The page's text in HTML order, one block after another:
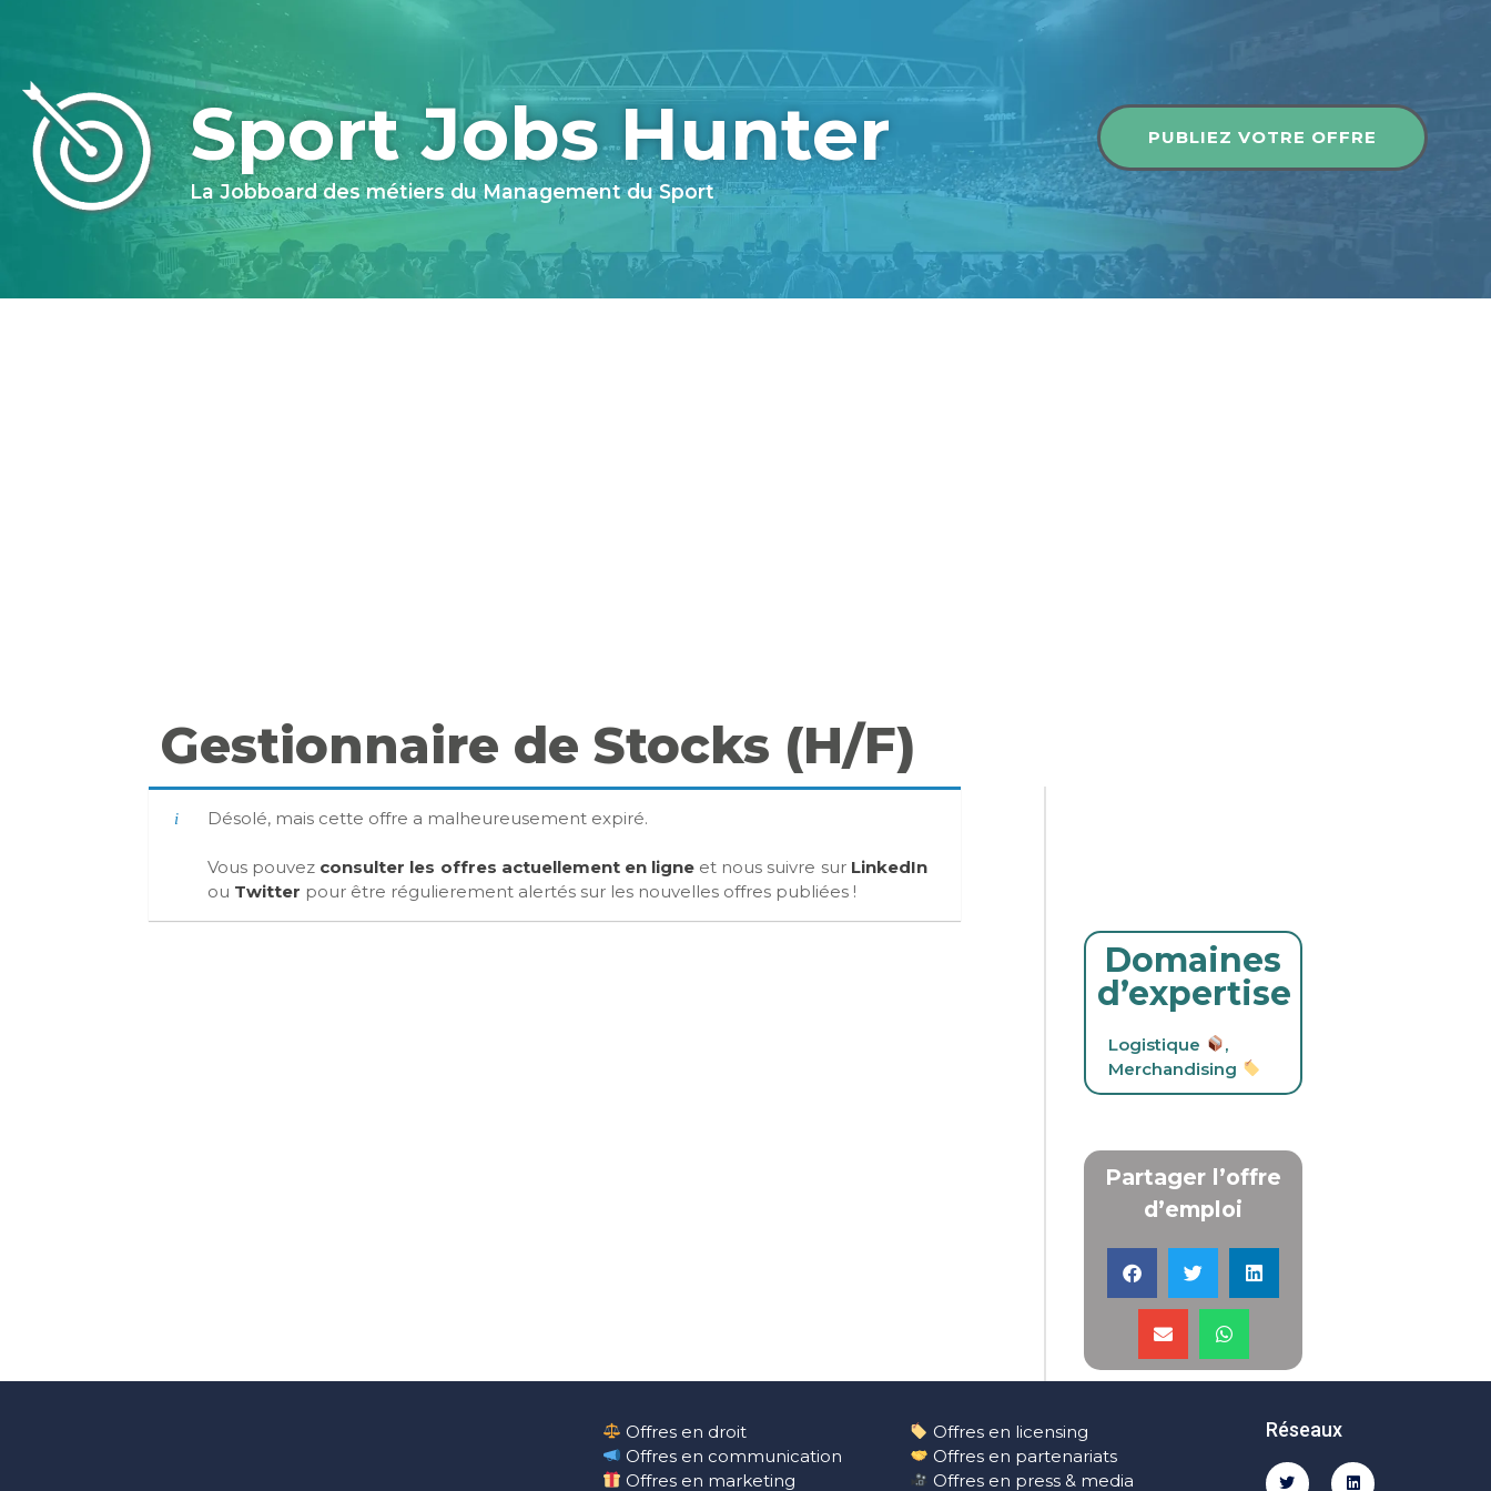
Sport Jobs Hunter
La Jobboard des métiers du Management du Sport
PUBLIEZ VOTRE OFFRE
Gestionnaire de Stocks (H/F)
Désolé, mais cette offre a malheureusement expiré.
Vous pouvez consulter les offres actuellement en ligneet nous suivre sur LinkedIn
ou Twitter pour être régulierement alertés sur les nouvelles offres publiées !
Domaines
d’expertise
Logistique
,
Merchandising
Partager l’offre
d’emploi
Offres en droit
Offres en communication
Offres en marketing
Offres en licensing
Offres en partenariats
Offres en press & media
Réseaux